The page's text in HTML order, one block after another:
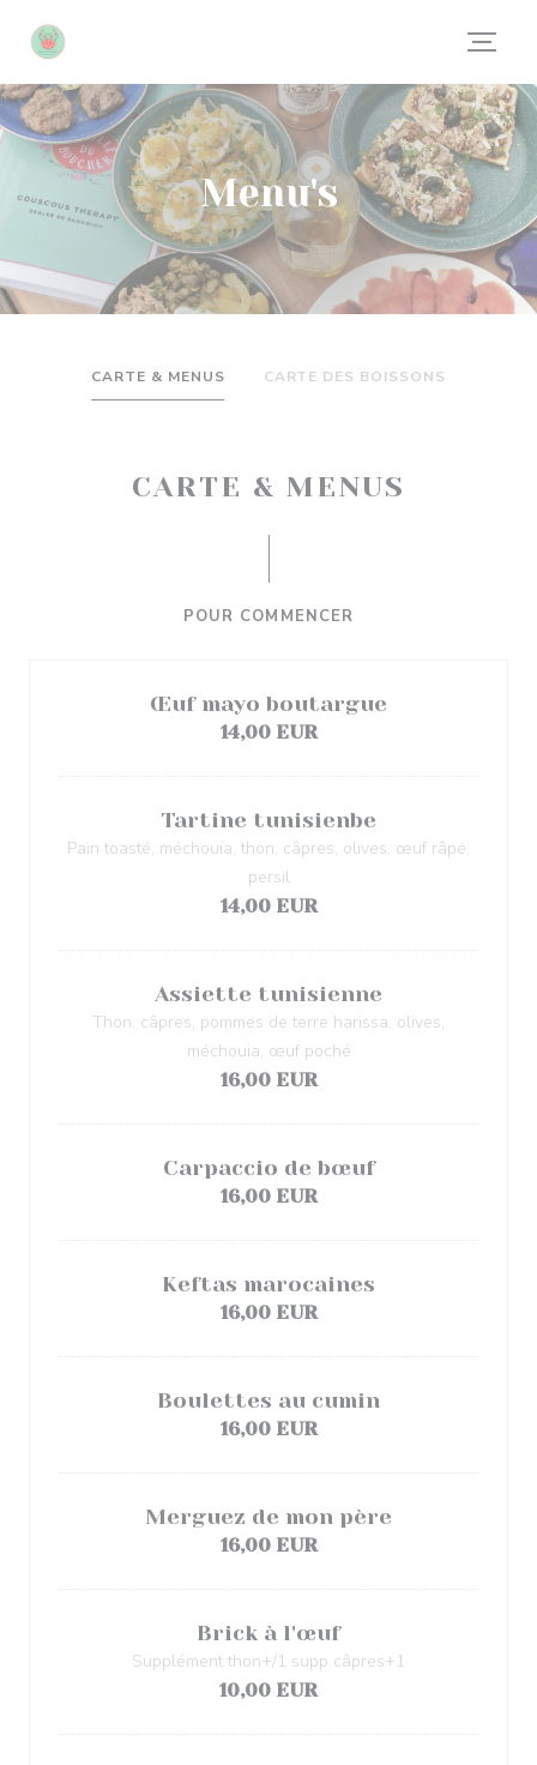
Menu's
CARTE & MENUS CARTE DES BOISSONS
CARTE & MENUS
POUR COMMENCER
Œuf mayo boutargue
14,00 EUR
Tartine tunisienbe
Pain toasté, méchouia, thon, câpres, olives, œuf râpé,
persil
14,00 EUR
Assiette tunisienne
Thon, câpres, pommes de terre harissa, olives,
méchouia, œuf poché
16,00 EUR
Carpaccio de bœuf
16,00 EUR
Keftas marocaines
16,00 EUR
Boulettes au cumin
16,00 EUR
Merguez de mon père
16,00 EUR
Brick à l'œuf
Supplément thon+/1 supp câpres+1
10,00 EUR